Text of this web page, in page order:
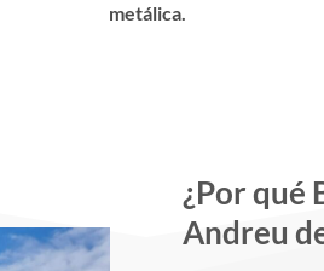
metálica.
¿Por qué
Andreu